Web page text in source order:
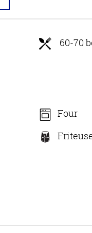
60-70
Four